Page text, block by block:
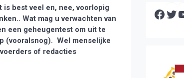
is best veel en, nee, voorlopig
Wat mag u verwachten van
een geheugentest om uit te
(vooralsnog). Wel menselijke
of redacties
Facebook Twitter